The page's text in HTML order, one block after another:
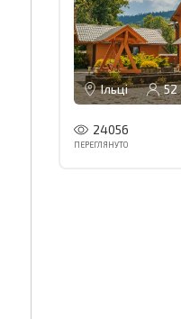
Ільці 52
24056
ПЕРЕГЛЯНУТО